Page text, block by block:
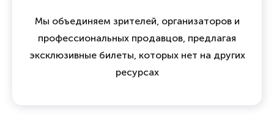
Мы объединяем зрителей, организаторов и
профессиональных продавцов, предлагая
эксклюзивные билеты, которых нет на других
ресурсах